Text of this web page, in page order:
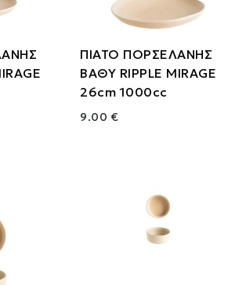
ΠΙΑΤΟ ΠΟΡΣΕΛΑΝΗΣ
ΒΑΘΥ RIPPLE MIRAGE
26cm 1000cc
9.00 €